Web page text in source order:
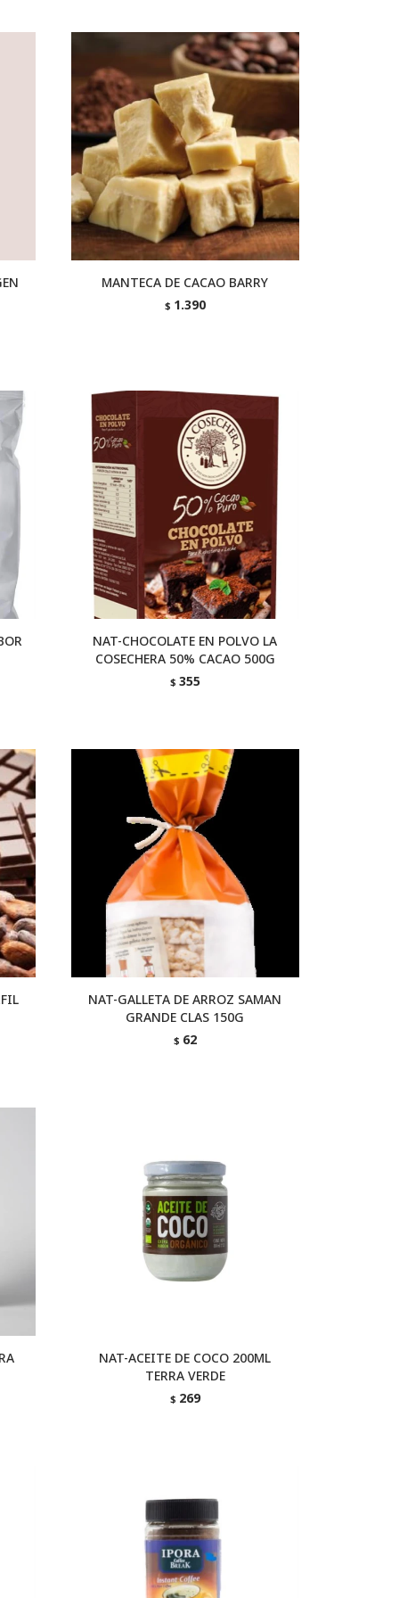
MANTECA DE CACAO BARRY
$ 1.390
NAT-CHOCOLATE EN POLVO LA
COSECHERA 50% CACAO 500G
$ 355
NAT-GALLETA DE ARROZ SAMAN
GRANDE CLAS 150G
$ 62
NAT-ACEITE DE COCO 200ML
TERRA VERDE
$ 269